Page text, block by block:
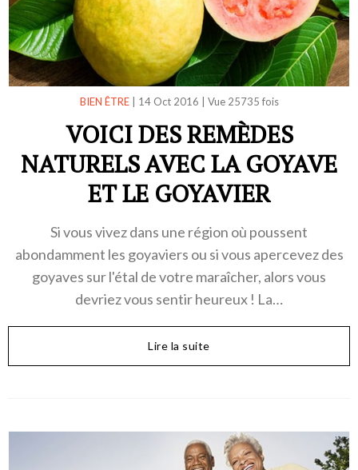
BIEN ÊTRE| 14 Oct 2016 Vue 25735 fois
VOICI DES REMÈDES
NATURELS AVEC LA GOYAVE
ET LE GOYAVIER
Si vous vivez dans une région où poussent
abondamment les goyaviers ou si vous apercevez des
goyaves sur l'étal de votre maraîcher, alors vous
devriez vous sentir heureux ! La…
Lire la suite